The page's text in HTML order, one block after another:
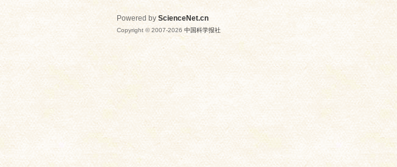
Powered by ScienceNet.cn
Copyright © 2007-2026 中国科学报社